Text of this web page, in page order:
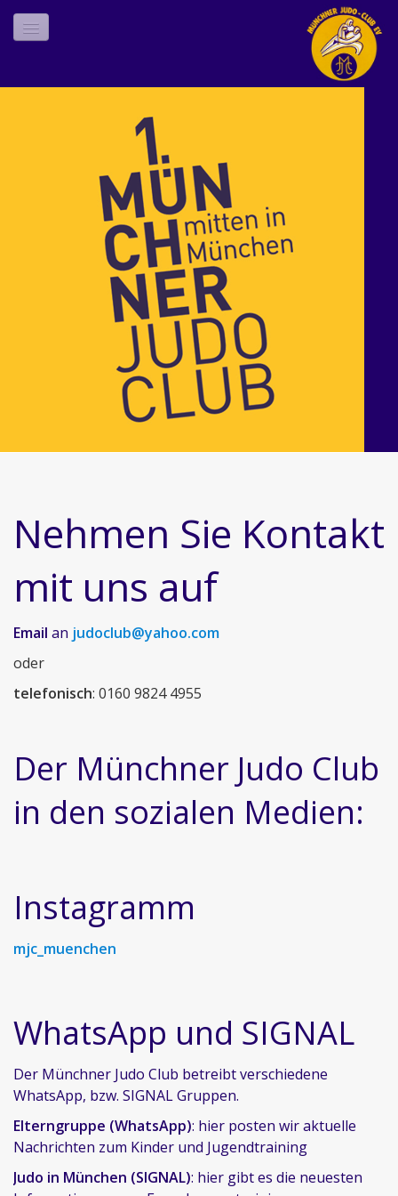
Judotraining
Die Gürtelprüfung
Impressionen
Wegbeschreibung
Impressum
Nehmen Sie Kontakt
mit uns auf
Email an judoclub@yahoo.com
oder
telefonisch: 0160 9824 4955
Der Münchner Judo Club
in den sozialen Medien:
Instagramm
mjc_muenchen
WhatsApp und SIGNAL
Der Münchner Judo Club betreibt verschiedene
WhatsApp, bzw. SIGNAL Gruppen.
Elterngruppe (WhatsApp): hier posten wir aktuelle
Nachrichten zum Kinder und Jugendtraining
Judo in München (SIGNAL): hier gibt es die neuesten